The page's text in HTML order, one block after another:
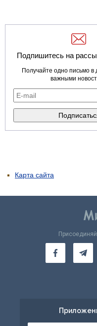
Подпишитесь на
Получайте одно письмо в
важными
Карта сайта